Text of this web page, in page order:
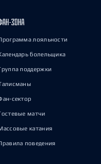
ЗОНА
лояльности
болельщика
поддержки
сектор
матчи
катания
поведения